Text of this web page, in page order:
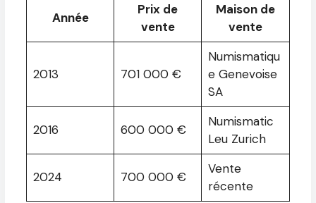
Année
Prix de
vente
Maison de
vente
2013 701 000 €
Numismatiqu
e Genevoise
SA
2016 600 000 €
Numismatic
Leu Zurich
2024 700 000 €
Vente
récente